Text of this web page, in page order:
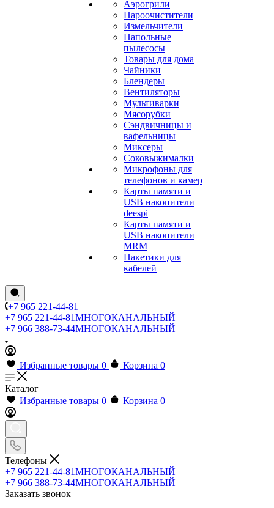
Аэрогрили
Пароочистители
Измельчители
Напольные
пылесосы
Товары для дома
Чайники
Блендеры
Вентиляторы
Мультиварки
Мясорубки
Сэндвичницы и
вафельницы
Миксеры
Соковыжималки
Микрофоны для
телефонов и камер
Карты памяти и
USB накопители
deespi
Карты памяти и
USB накопители
MRM
Пакетики для
кабелей
+7 965 221-44-81
+7 965 221-44-81МНОГОКАНАЛЬНЫЙ
+7 966 388-73-44МНОГОКАНАЛЬНЫЙ
Избранные товары 0 Корзина 0
Каталог
Избранные товары 0 Корзина 0
Телефоны
+7 965 221-44-81МНОГОКАНАЛЬНЫЙ
+7 966 388-73-44МНОГОКАНАЛЬНЫЙ
Заказать звонок